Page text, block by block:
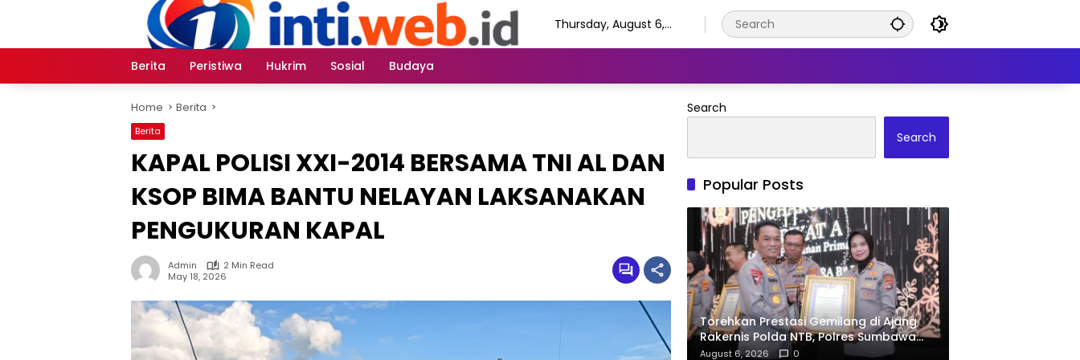
Thursday, August 6,
Berita
Peristiwa Hukrim Sosial Budaya
Home Berita
Berita
KAPAL POLISI XXI-2014 BERSAMA TNI AL DAN
KSOP BIMA BANTU NELAYAN LAKSANAKAN
PENGUKURAN KAPAL
Admin
2 Min Read
May 18, 2026
Search
Search
Popular Posts
Torehkan Prestasi Gemilang di Ajang
Rakernis Polda NTB, Polres Sumbawa
Terima Penghargaan Pelayanan Prima
August 6, 2026 0